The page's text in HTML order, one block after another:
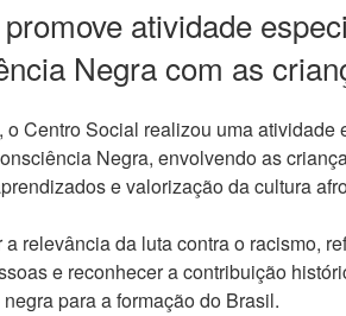
atividade
Negra com as
o Centro Social realizou uma atividade
Negra, envolvendo as
e valorização da cultura
relevância da luta contra o racismo,
e reconhecer a contribuição
para a formação do Brasil.